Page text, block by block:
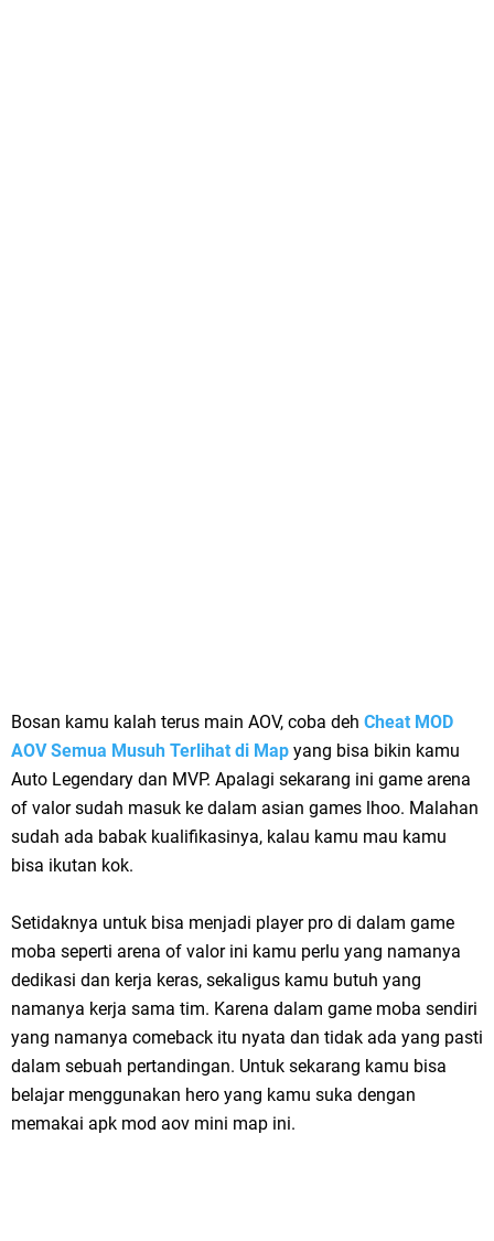
Bosan kamu kalah terus main AOV, coba deh Cheat MOD
AOV Semua Musuh Terlihat di Map yang bisa bikin kamu
Auto Legendary dan MVP. Apalagi sekarang ini game arena
of valor sudah masuk ke dalam asian games lhoo. Malahan
sudah ada babak kualifikasinya, kalau kamu mau kamu
bisa ikutan kok.
Setidaknya untuk bisa menjadi player pro di dalam game
moba seperti arena of valor ini kamu perlu yang namanya
dedikasi dan kerja keras, sekaligus kamu butuh yang
namanya kerja sama tim. Karena dalam game moba sendiri
yang namanya comeback itu nyata dan tidak ada yang pasti
dalam sebuah pertandingan. Untuk sekarang kamu bisa
belajar menggunakan hero yang kamu suka dengan
memakai apk mod aov mini map ini.